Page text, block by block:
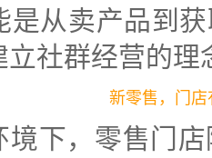
是从卖产品到
社群经营的理
新零售，门
境下，零售门